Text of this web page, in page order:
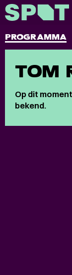
PROGRAMMA
TOM
Op dit
bekend.